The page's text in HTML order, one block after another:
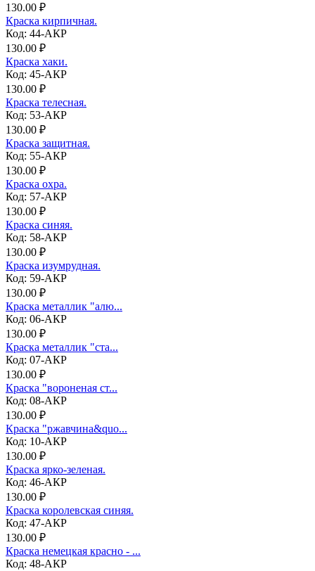
130.00 ₽
Краска кирпичная.
Код: 44-АКР
130.00 ₽
Краска хаки.
Код: 45-АКР
130.00 ₽
Краска телесная.
Код: 53-АКР
130.00 ₽
Краска защитная.
Код: 55-АКР
130.00 ₽
Краска охра.
Код: 57-АКР
130.00 ₽
Краска синяя.
Код: 58-АКР
130.00 ₽
Краска изумрудная.
Код: 59-АКР
130.00 ₽
Краска металлик "алю...
Код: 06-АКР
130.00 ₽
Краска металлик "ста...
Код: 07-АКР
130.00 ₽
Краска "вороненая ст...
Код: 08-АКР
130.00 ₽
Краска "ржавчина&quo...
Код: 10-АКР
130.00 ₽
Краска ярко-зеленая.
Код: 46-АКР
130.00 ₽
Краска королевская синяя.
Код: 47-АКР
130.00 ₽
Краска немецкая красно - ...
Код: 48-АКР